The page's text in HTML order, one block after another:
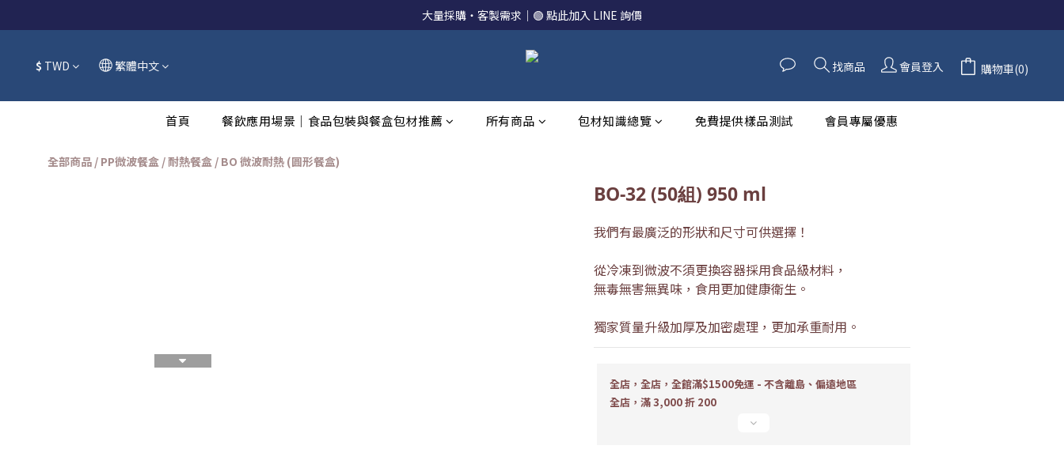
大量採購・客製需求｜🟢 點此加入 LINE 詢價
$ TWD 繁體中文 找商品 會員登入 購物車(0)
首頁 餐飲應用場景｜食品包裝與餐盒包材推薦 所有商品 包材知識總覽 免費提供樣品測試 會員專屬優惠
全部商品 / PP微波餐盒 / 耐熱餐盒 / BO 微波耐熱 (圓形餐盒)
BO-32 (50組) 950 ml
我們有最廣泛的形狀和尺寸可供選擇！
從冷凍到微波不須更換容器採用食品級材料，
無毒無害無異味，食用更加健康衛生。
獨家質量升級加厚及加密處理，更加承重耐用。
全店，全店，全館滿$1500免運 - 不含離島、偏遠地區
全店，滿 3,000 折 200